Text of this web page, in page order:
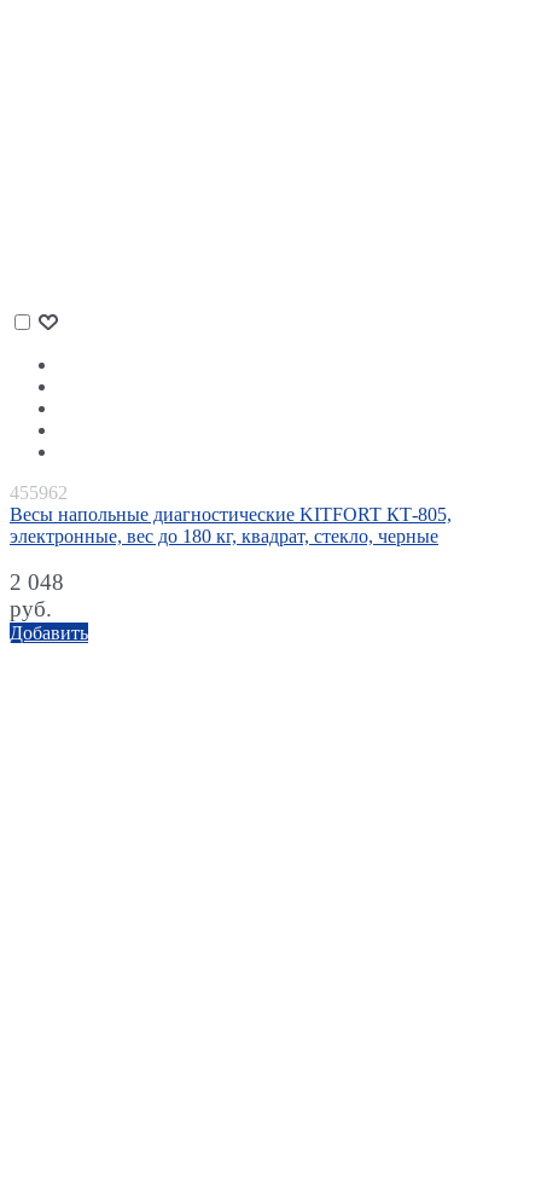
455962
Весы напольные диагностические KITFORT КТ-805,
электронные, вес до 180 кг, квадрат, стекло, черные
2 048
руб.
Добавить